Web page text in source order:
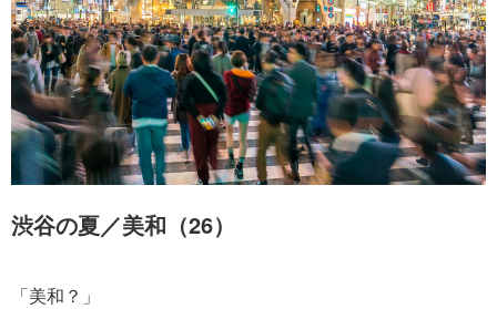
渋谷の夏／美和（26）
「美和？」